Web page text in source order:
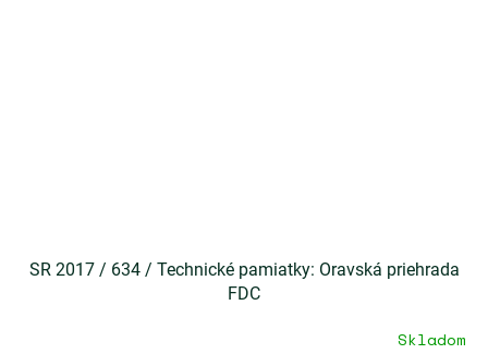
SR 2017 / 634 / Technické pamiatky: Oravská priehrada
FDC
Skladom